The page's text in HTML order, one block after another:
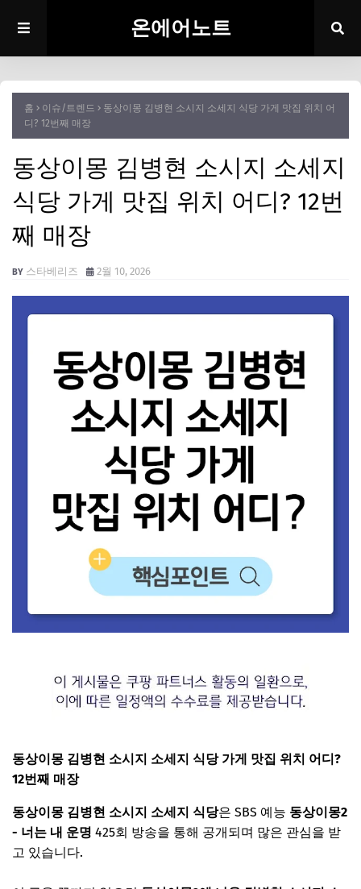
온에어노트
홈 이슈/트렌드
동상이몽 김병현 소시지 소세지 식당 가게 맛집 위치 어
디? 12번째 매장
동상이몽 김병현 소시지 소세지
식당 가게 맛집 위치 어디? 12번
째 매장
스타베리즈 2월 10, 2026
동상이몽 김병현 소시지 소세지 식당 가게 맛집 위치 어디?
12번째 매장
동상이몽 김병현 소시지 소세지 식당은 SBS 예능 동상이몽2
- 너는 내 운명 425회 방송을 통해 공개되며 많은 관심을 받
고 있습니다.